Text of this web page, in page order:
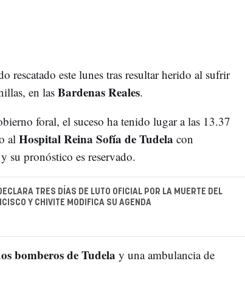
rescatado este lunes tras resultar herido al sufrir
en las Bardenas Reales.
foral, el suceso ha tenido lugar a las 13.37
al Hospital Reina Sofía de Tudela con
su pronóstico es reservado.
TRES DÍAS DE LUTO OFICIAL POR LA MUERTE DEL
Y CHIVITE MODIFICA SU AGENDA
bomberos de Tudela y una ambulancia de